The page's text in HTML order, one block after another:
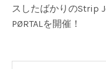
スしたばかりのStrip
PØRTALを開催！